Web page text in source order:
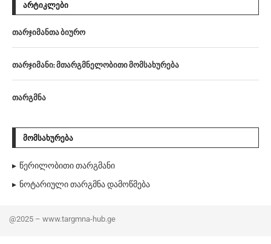
ᲐᲠᲢᲘᲙᲚᲔᲑᲘ
თარჯიმანთა ბიურო
თარჯიმანი: მთარგმნელობითი მომსახურება
თარგმნა
ᲛᲝᲛᲡᲐᲮᲣᲠᲔᲑᲐ
წერილობითი თარგმანი
ნოტარიული თარგმნა დამოწმება
@2025 – www.targmna-hub.ge